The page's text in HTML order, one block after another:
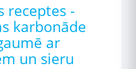
receptes -
karbonāde
ar
un sieru